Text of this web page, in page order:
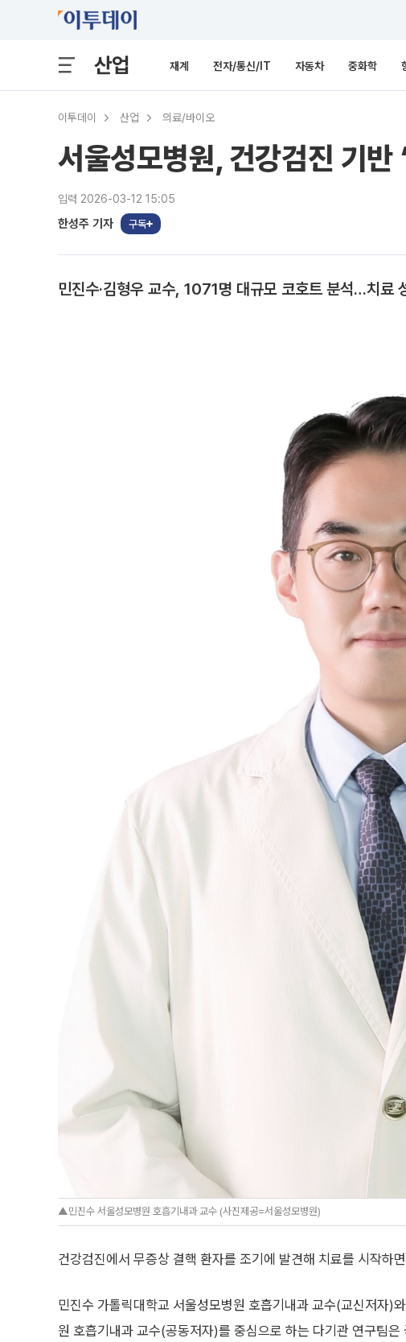
산업 재계 전자/통신/IT 자동차 중화학
이투데이 산업 의료/바이오
서울성모병원, 건강검진 기반
입력 2026-03-12 15:05
한성주 기자 구독
민진수·김형우 교수, 1071명 대규모 코호트 분석…치료
▲민진수 서울성모병원 호흡기내과 교수 (사진제공=서울성모병원)
건강검진에서 무증상 결핵 환자를 조기에 발견해 치료를 시작하
민진수 가톨릭대학교 서울성모병원 호흡기내과 교수(교신저자)
원 호흡기내과 교수(공동저자)를 중심으로 하는 다기관 연구팀은